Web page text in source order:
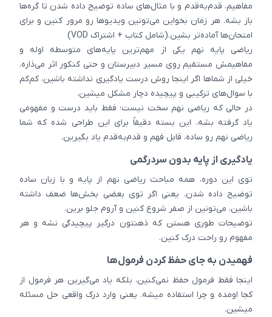
مفاهیم، قدم‌به‌قدم و با مثال‌های ساده توضیح داده شدن تا گره‌ها
باز بشه. هر زمان بخواین می‌تونین ویدیوها رو مرور کنین و برای
امتحان‌ها آماده‌تر بشین.(شامل کتاب + اشتراک VOD)
ریاضی پایه نهم یکی از مهم‌ترین پایه‌های متوسطه اوله و
مفاهیمش مستقیم روی مسیر دبیرستان و حتی کنکور اثر می‌ذاره.
خیلی از شماها اگر اینجا روش درست یادگیری نداشته باشین، کم‌کم
با سوال‌های ترکیبی و پیچیده دچار مشکل میشین.
در حالی که ریاضی نهم سخت نیست؛ فقط باید درست و مفهومی
یاد گرفته بشه. این بسته دقیقاً برای این طراحی شده که شما
ریاضی نهم رو ساده، قابل فهم و قدم‌به‌قدم یاد بگیرین.
یادگیری از پایه بدون سردرگمی
توی این دوره، همه مباحث ریاضی نهم از پایه و با زبان ساده
توضیح داده شدن. یعنی اگر توی بعضی بخش‌ها ضعف داشته
باشین، می‌تونین از صفر شروع کنین و آروم جلو برین.
توضیحات طوری هستن که ذهنتون درگیر پیچیدگی نشه و هر
مفهوم رو راحت درک کنین.
فهمیدن به جای حفظ کردن فرمول‌ها
اینجا فقط فرمول حفظ نمی‌کنین، بلکه یاد می‌گیرین هر فرمول از
کجا اومده و چرا استفاده میشه. یعنی وارد درک واقعی حل مسئله
میشین.